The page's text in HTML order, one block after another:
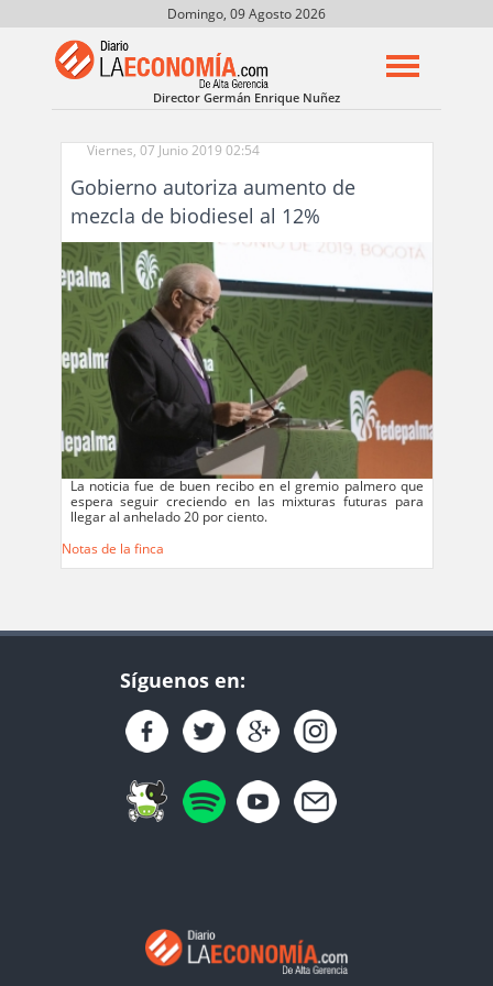
Domingo, 09 Agosto 2026
Director Germán Enrique Nuñez
Viernes, 07 Junio 2019 02:54
Gobierno autoriza aumento de
mezcla de biodiesel al 12%
La noticia fue de buen recibo en el gremio palmero que
espera seguir creciendo en las mixturas futuras para
llegar al anhelado 20 por ciento.
Notas de la finca
Síguenos en: